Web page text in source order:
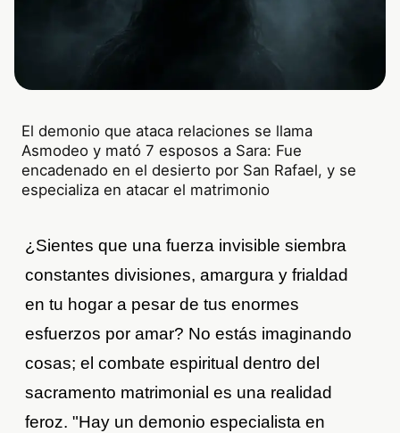
El demonio que ataca relaciones se llama
Asmodeo y mató 7 esposos a Sara: Fue
encadenado en el desierto por San Rafael, y se
especializa en atacar el matrimonio
¿Sientes que una fuerza invisible siembra
constantes divisiones, amargura y frialdad
en tu hogar a pesar de tus enormes
esfuerzos por amar? No estás imaginando
cosas; el combate espiritual dentro del
sacramento matrimonial es una realidad
feroz. "Hay un demonio especialista en